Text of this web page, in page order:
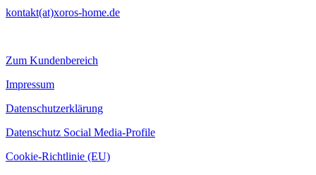
kontakt(at)xoros-home.de
Zum Kundenbereich
Impressum
Datenschutzerklärung
Datenschutz Social Media-Profile
Cookie-Richtlinie (EU)